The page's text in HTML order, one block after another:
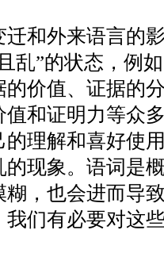
外来语言的影
乱”的状态，例
的价值、证据的
和证明力等众
理解和喜好使
现象。语词是
，也会进而导
们有必要对这